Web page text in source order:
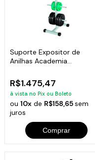
Suporte Expositor de
Anilhas Academia
R$1.475,47
à vista no Pix ou Boleto
ou10x de R$158,65sem
juros
Comprar